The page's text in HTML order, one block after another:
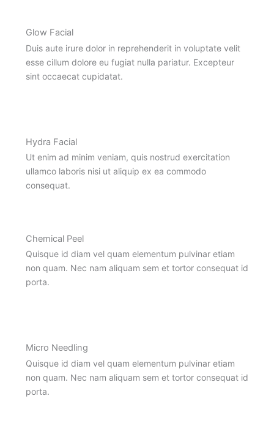
Glow Facial
Duis aute irure dolor in reprehenderit in voluptate velit
esse cillum dolore eu fugiat nulla pariatur. Excepteur
sint occaecat cupidatat.
Hydra Facial
Ut enim ad minim veniam, quis nostrud exercitation
ullamco laboris nisi ut aliquip ex ea commodo
consequat.
Chemical Peel
Quisque id diam vel quam elementum pulvinar etiam
non quam. Nec nam aliquam sem et tortor consequat id
porta.
Micro Needling
Quisque id diam vel quam elementum pulvinar etiam
non quam. Nec nam aliquam sem et tortor consequat id
porta.